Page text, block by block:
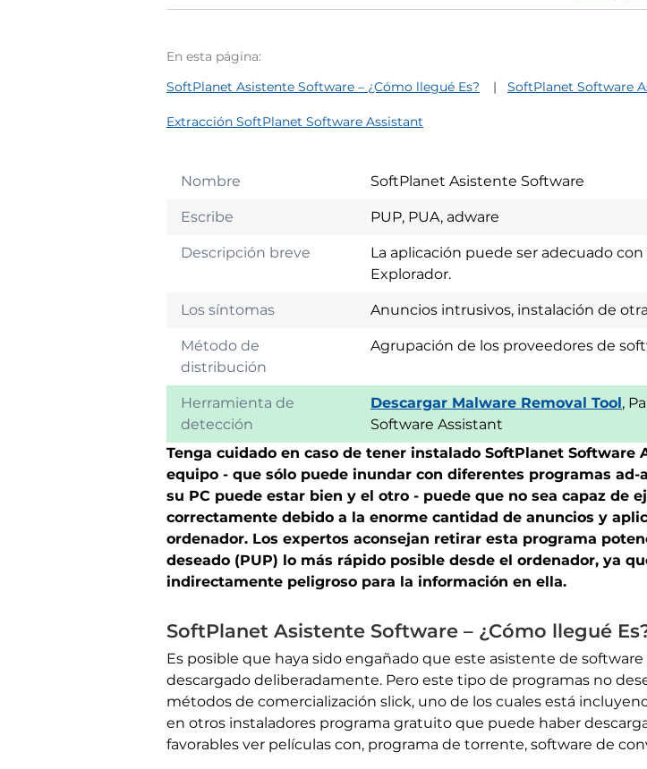
En esta página:
SoftPlanet Asistente Software – ¿Cómo llegué Es?
SoftPlanet Software
Extracción SoftPlanet Software Assistant
Nombre SoftPlanet Asistente Software
Escribe PUP, PUA, adware
Descripción breve
La aplicación puede ser adecuado
Explorador.
Los síntomas Anuncios intrusivos, instalación de
Método de
distribución
Agrupación de los proveedores de
Herramienta de
detección
Descargar Malware Removal Tool,
Software Assistant
Tenga cuidado en caso de tener instalado SoftPlanet Software
equipo - que sólo puede inundar con diferentes programas ad-
su PC puede estar bien y el otro - puede que no sea capaz de
correctamente debido a la enorme cantidad de anuncios y
ordenador. Los expertos aconsejan retirar esta programa
deseado (PUP) lo más rápido posible desde el ordenador, ya
indirectamente peligroso para la información en ella.
SoftPlanet Asistente Software – ¿Cómo llegué
Es posible que haya sido engañado que este asistente de
descargado deliberadamente. Pero este tipo de programas no
métodos de comercialización slick, uno de los cuales está
en otros instaladores programa gratuito que puede haber
favorables ver películas con, programa de torrente, software de